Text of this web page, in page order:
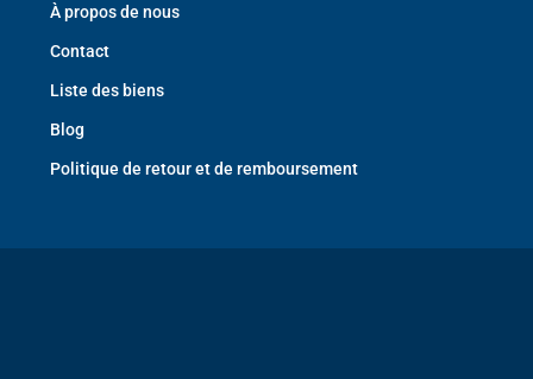
À propos de nous
Contact
Liste des biens
Blog
Politique de retour et de remboursement